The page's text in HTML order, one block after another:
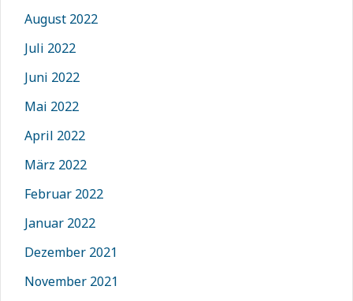
August 2022
Juli 2022
Juni 2022
Mai 2022
April 2022
März 2022
Februar 2022
Januar 2022
Dezember 2021
November 2021